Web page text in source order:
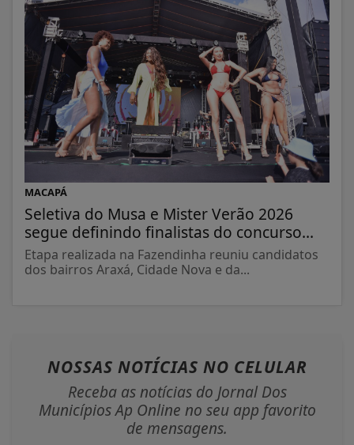
MACAPÁ
Seletiva do Musa e Mister Verão 2026
segue definindo finalistas do concurso...
Etapa realizada na Fazendinha reuniu candidatos
dos bairros Araxá, Cidade Nova e da...
NOSSAS NOTÍCIAS NO CELULAR
Receba as notícias do Jornal Dos
Municípios Ap Online no seu app favorito
de mensagens.